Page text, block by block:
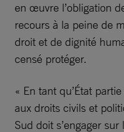
en œuvre l’obligation
recours à la peine de
droit et de dignité
censé protéger.
« En tant qu’État
aux droits civils et
Sud doit s’engager